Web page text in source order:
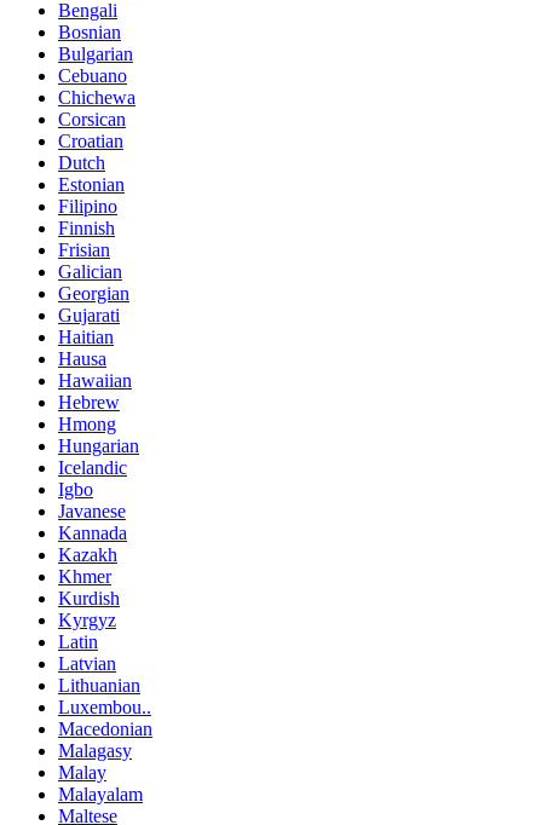
Bengali
Bosnian
Bulgarian
Cebuano
Chichewa
Corsican
Croatian
Dutch
Estonian
Filipino
Finnish
Frisian
Galician
Georgian
Gujarati
Haitian
Hausa
Hawaiian
Hebrew
Hmong
Hungarian
Icelandic
Igbo
Javanese
Kannada
Kazakh
Khmer
Kurdish
Kyrgyz
Latin
Latvian
Lithuanian
Luxembou..
Macedonian
Malagasy
Malay
Malayalam
Maltese